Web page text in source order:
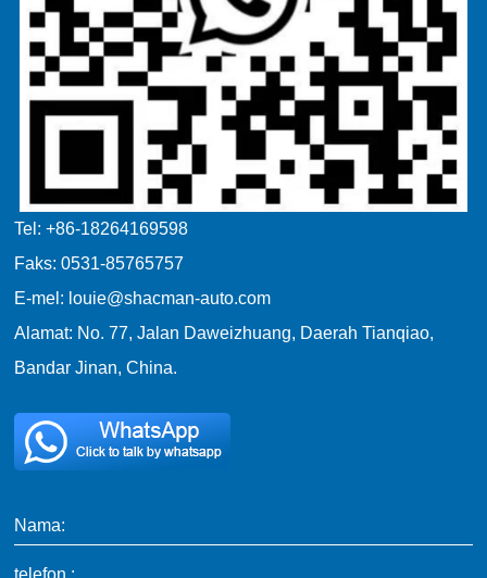
Tel: +86-18264169598
Faks: 0531-85765757
E-mel: louie@shacman-auto.com
Alamat: No. 77, Jalan Daweizhuang, Daerah Tianqiao,
Bandar Jinan, China.
Nama:
telefon :